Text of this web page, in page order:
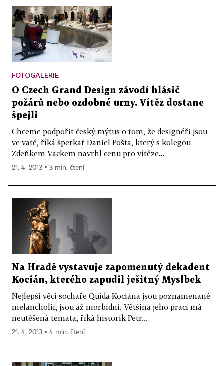
FOTOGALERIE
O Czech Grand Design závodí hlásič
požárů nebo ozdobné urny. Vítěz dostane
špejli
Chceme podpořit český mýtus o tom, že designéři jsou
ve vatě, říká šperkař Daniel Pošta, který s kolegou
Zdeňkem Vackem navrhl cenu pro vítěze...
21. 4. 2013 ▪ 3 min. čtení
Na Hradě vystavuje zapomenutý dekadent
Kocián, kterého zapudil ješitný Myslbek
Nejlepší věci sochaře Quida Kociána jsou poznamenané
melancholií, jsou až morbidní. Většina jeho prací má
neutěšená témata, říká historik Petr...
21. 4. 2013 ▪ 4 min. čtení